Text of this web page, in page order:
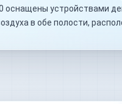
устройствами
в обе полости,